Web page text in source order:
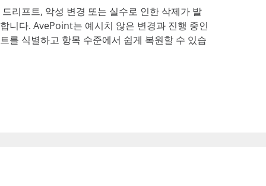
리프트, 악성 변경 또는 실수로 인한 삭제가 발
니다. AvePoint는 예시치 않은 변경과 진행 중인
를 식별하고 항목 수준에서 쉽게 복원할 수 있습